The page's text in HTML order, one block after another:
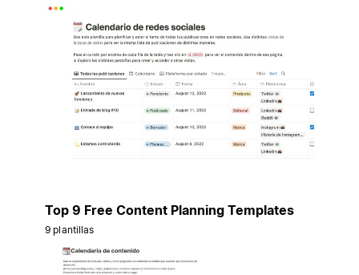
Top 9 Free Content Planning Templates
9 plantillas